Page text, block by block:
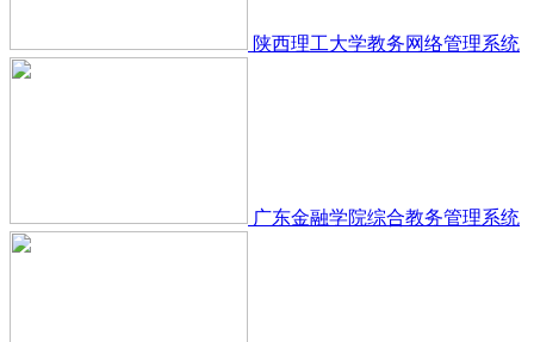
陕西理工大学教务网络管理系统
广东金融学院综合教务管理系统